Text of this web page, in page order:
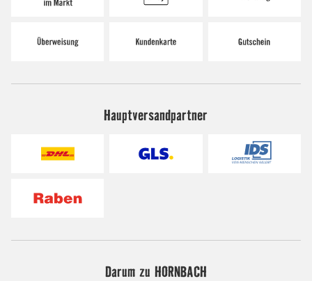
Hauptversandpartner
Darum zu HORNBACH